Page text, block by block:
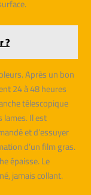
?
Après un bon
24 à 48 heures
télescopique
lames. Il est
et d’essuyer
d’un film gras.
épaisse. Le
jamais collant.